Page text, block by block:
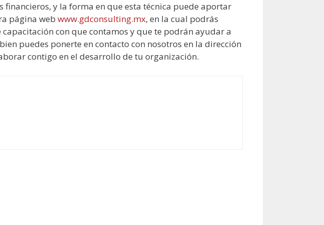
financieros, y la forma en que esta técnica puede aportar
página web www.gdconsulting.mx, en la cual podrás
con que contamos y que te podrán ayudar a
puedes ponerte en contacto con nosotros en la dirección
contigo en el desarrollo de tu organización.